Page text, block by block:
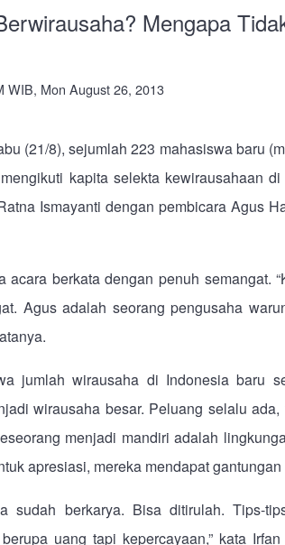
Mengapa
WIB, Mon August 26, 2013
(21/8), sejumlah 223 mahasiswa baru
kapita selekta kewirausahaan
Ismayanti dengan pembicara Agus
berkata dengan penuh semangat.
Agus adalah seorang pengusaha
jumlah wirausaha di Indonesia baru
wirausaha besar. Peluang selalu
menjadi mandiri adalah
apresiasi, mereka mendapat
sudah berkarya. Bisa ditirulah. Tips-
uang tapi kepercayaan,” kata